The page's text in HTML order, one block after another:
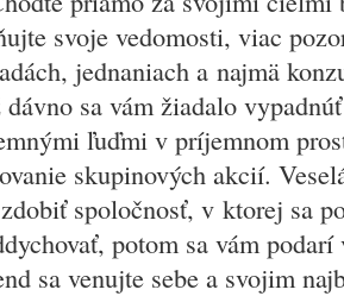
svoje vedomosti, viac
jednaniach a najmä
sa vám žiadalo
ľuďmi v príjemnom
skupinových akcií.
spoločnosť, v ktorej sa
potom sa vám
sa venujte sebe a svojim